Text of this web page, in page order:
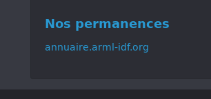
Nos permanences
annuaire.arml-idf.org